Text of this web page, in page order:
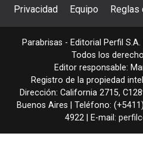
Privacidad Equipo
Parabrisas - Editorial Perfil S.A.
Todos los
Editor responsable:
Registro de la propiedad
Dirección: California 2715,
Buenos Aires | Teléfono:
4922 | E-mail: